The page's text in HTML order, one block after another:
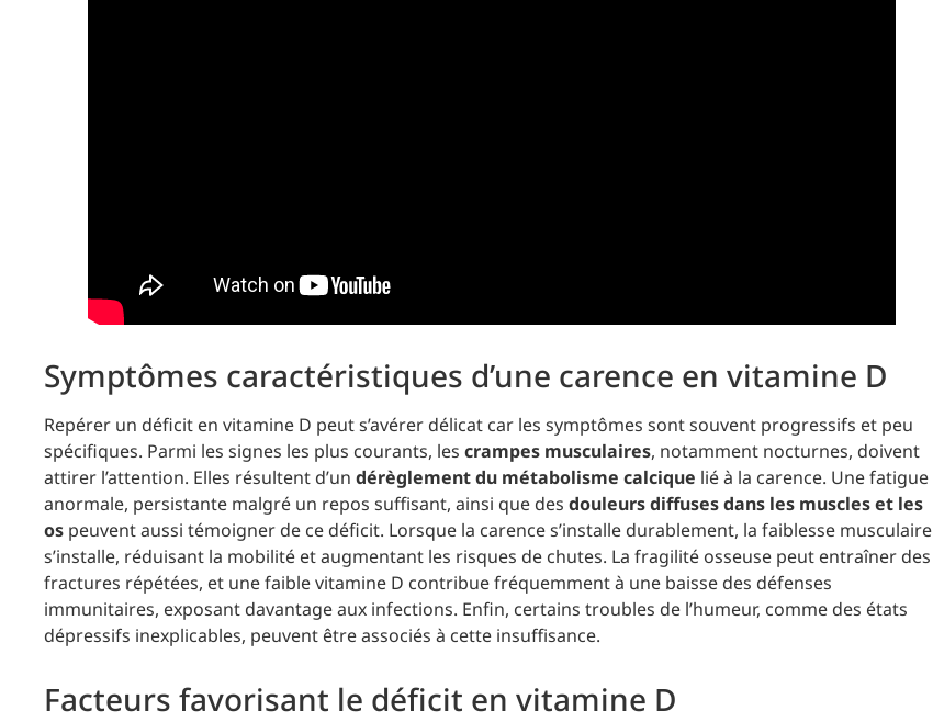
Symptômes caractéristiques d’une carence en vitamine D
Repérer un déficit en vitamine D peut s’avérer délicat car les symptômes sont souvent progressifs et peu
spécifiques. Parmi les signes les plus courants, les crampes musculaires, notamment nocturnes, doivent
attirer l’attention. Elles résultent d’un dérèglement du métabolisme calcique lié à la carence. Une fatigue
anormale, persistante malgré un repos suffisant, ainsi que des douleurs diffuses dans les muscles et les
os peuvent aussi témoigner de ce déficit. Lorsque la carence s’installe durablement, la faiblesse musculaire
s’installe, réduisant la mobilité et augmentant les risques de chutes. La fragilité osseuse peut entraîner des
fractures répétées, et une faible vitamine D contribue fréquemment à une baisse des défenses
immunitaires, exposant davantage aux infections. Enfin, certains troubles de l’humeur, comme des états
dépressifs inexplicables, peuvent être associés à cette insuffisance.
Facteurs favorisant le déficit en vitamine D